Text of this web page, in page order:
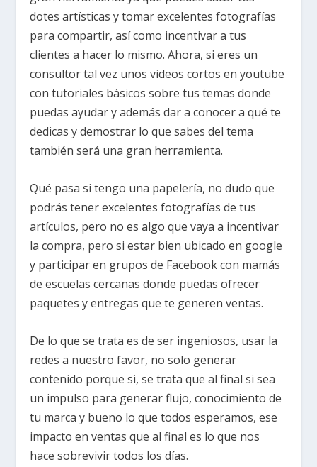
dotes artísticas y tomar excelentes fotografías
para compartir, así como incentivar a tus
clientes a hacer lo mismo. Ahora, si eres un
consultor tal vez unos videos cortos en youtube
con tutoriales básicos sobre tus temas donde
puedas ayudar y además dar a conocer a qué te
dedicas y demostrar lo que sabes del tema
también será una gran herramienta.
Qué pasa si tengo una papelería, no dudo que
podrás tener excelentes fotografías de tus
artículos, pero no es algo que vaya a incentivar
la compra, pero si estar bien ubicado en google
y participar en grupos de Facebook con mamás
de escuelas cercanas donde puedas ofrecer
paquetes y entregas que te generen ventas.
De lo que se trata es de ser ingeniosos, usar la
redes a nuestro favor, no solo generar
contenido porque si, se trata que al final si sea
un impulso para generar flujo, conocimiento de
tu marca y bueno lo que todos esperamos, ese
impacto en ventas que al final es lo que nos
hace sobrevivir todos los días.